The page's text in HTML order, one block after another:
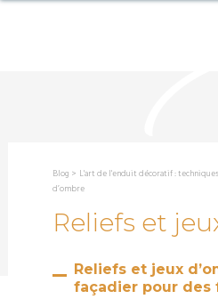
Blog > L'art de l'enduit décoratif :
d’ombre
Reliefs et
Reliefs et jeux
façadier pour des